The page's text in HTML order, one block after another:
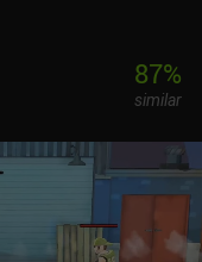
87%
similar